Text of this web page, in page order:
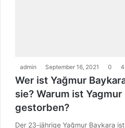
admin September 16, 2021 0
Wer ist Yağmur
sie? Warum ist Yagmur
gestorben?
Der 23-jährige Yağmur Baykara